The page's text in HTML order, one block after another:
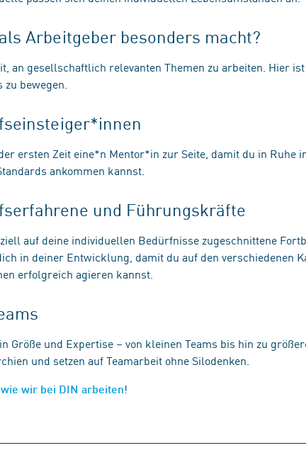
Arbeitgeber besonders macht?
an gesellschaftlich relevanten Themen zu arbeiten. Hier
bewegen.
ersten Zeit eine*n Mentor*in zur Seite, damit du in Ruhe
ankommen kannst.
und Führungskräfte
auf deine individuellen Bedürfnisse zugeschnittene
in deiner Entwicklung, damit du auf den verschiedenen
erfolgreich agieren kannst.
Größe und Expertise – von kleinen Teams bis hin zu
und setzen auf Teamarbeit ohne Silodenken.
wie wir bei DIN arbeiten!